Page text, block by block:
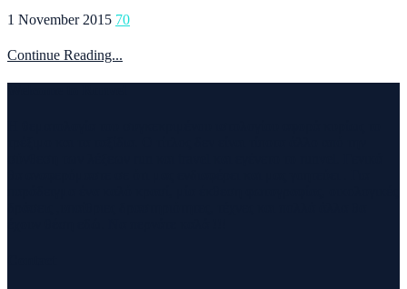
1 November 2015 70
Continue Reading...